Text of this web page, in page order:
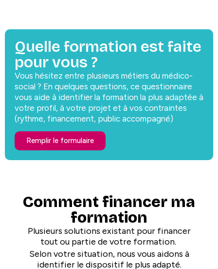
Quelle formation est faite
pour vous ?
Vous hésitez entre plusieurs métiers du médico-
social ? En quelques questions, ce questionnaire
vous aide à identifier la formation la plus adaptée à
votre profil, à votre projet et à vos contraintes
(rythme, financement, public accompagné)
Remplir le formulaire
Comment financer ma
formation
Plusieurs solutions existant pour financer
tout ou partie de votre formation.
Selon votre situation, nous vous aidons à
identifier le dispositif le plus adapté.